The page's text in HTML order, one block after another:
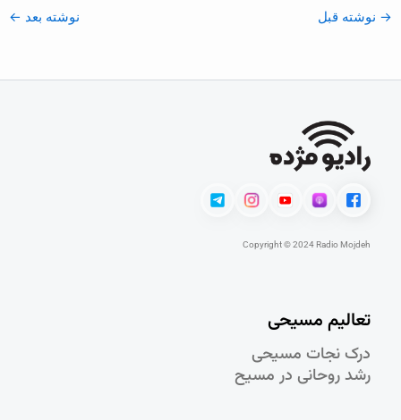
→ نوشته قبل نوشته بعد ←
Copyright © 2024 Radio Mojdeh
تعالیم مسیحی
درک نجات مسيحی
رشد روحانی در مسيح